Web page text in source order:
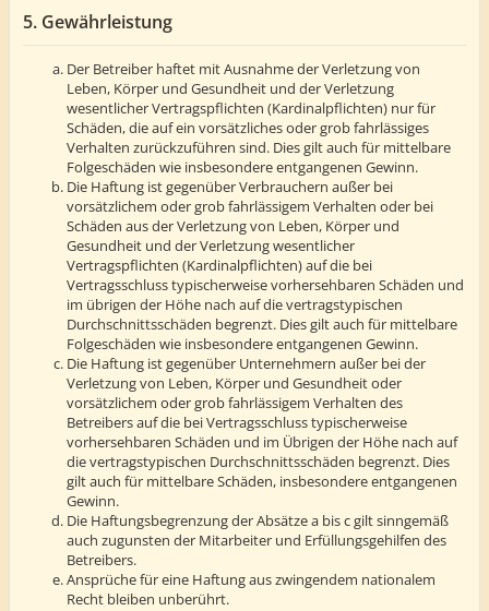
5. Gewährleistung
Der Betreiber haftet mit Ausnahme der Verletzung von
Leben, Körper und Gesundheit und der Verletzung
wesentlicher Vertragspflichten (Kardinalpflichten) nur für
Schäden, die auf ein vorsätzliches oder grob fahrlässiges
Verhalten zurückzuführen sind. Dies gilt auch für mittelbare
Folgeschäden wie insbesondere entgangenen Gewinn.
Die Haftung ist gegenüber Verbrauchern außer bei
vorsätzlichem oder grob fahrlässigem Verhalten oder bei
Schäden aus der Verletzung von Leben, Körper und
Gesundheit und der Verletzung wesentlicher
Vertragspflichten (Kardinalpflichten) auf die bei
Vertragsschluss typischerweise vorhersehbaren Schäden und
im übrigen der Höhe nach auf die vertragstypischen
Durchschnittsschäden begrenzt. Dies gilt auch für mittelbare
Folgeschäden wie insbesondere entgangenen Gewinn.
Die Haftung ist gegenüber Unternehmern außer bei der
Verletzung von Leben, Körper und Gesundheit oder
vorsätzlichem oder grob fahrlässigem Verhalten des
Betreibers auf die bei Vertragsschluss typischerweise
vorhersehbaren Schäden und im Übrigen der Höhe nach auf
die vertragstypischen Durchschnittsschäden begrenzt. Dies
gilt auch für mittelbare Schäden, insbesondere entgangenen
Gewinn.
Die Haftungsbegrenzung der Absätze a bis c gilt sinngemäß
auch zugunsten der Mitarbeiter und Erfüllungsgehilfen des
Betreibers.
Ansprüche für eine Haftung aus zwingendem nationalem
Recht bleiben unberührt.